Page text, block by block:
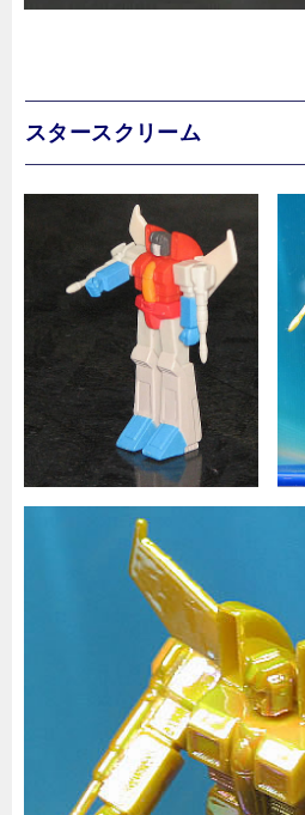
スタースクリーム